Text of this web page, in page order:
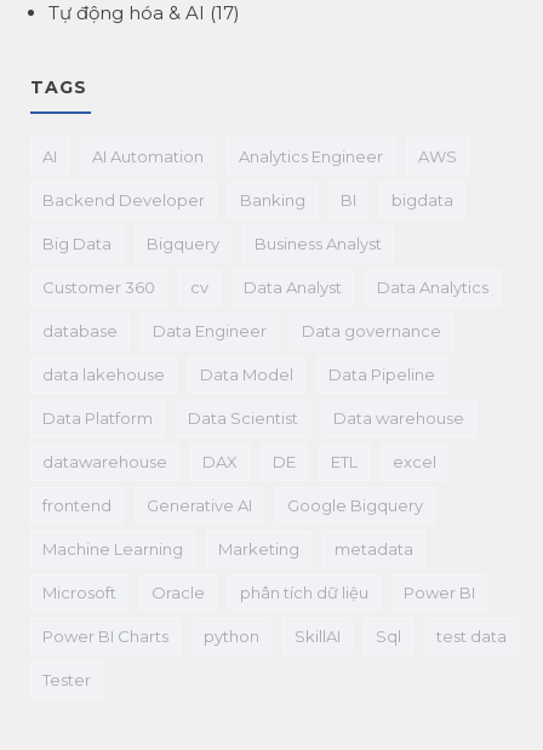
Tự động hóa & AI (17)
TAGS
AI AI Automation Analytics Engineer AWS
Backend Developer Banking BI bigdata
Big Data Bigquery Business Analyst
Customer 360 cv Data Analyst Data Analytics
database Data Engineer Data governance
data lakehouse Data Model Data Pipeline
Data Platform Data Scientist Data warehouse
datawarehouse DAX DE ETL excel
frontend Generative AI Google Bigquery
Machine Learning Marketing metadata
Microsoft Oracle phân tích dữ liệu Power BI
Power BI Charts python SkillAI Sql test data
Tester